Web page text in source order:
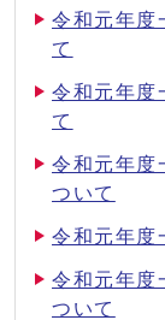
令和元年度
て
令和元年度
て
令和元年度
ついて
令和元年度
令和元年度
ついて